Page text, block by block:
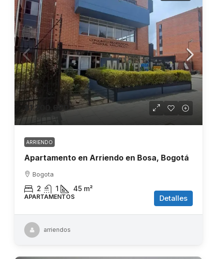
$1.200.000
ARRIENDO
Apartamento en Arriendo en Bosa, Bogotá
Bogota
2 1 45 m²
APARTAMENTOS Detalles
arriendos